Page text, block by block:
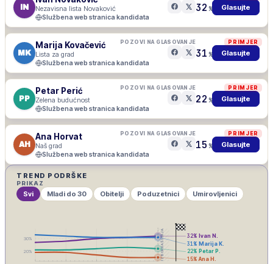
IN Nezavisna lista Novaković
Službena web stranica kandidata
32 % Glasujte
PRIMJER
MK
Marija Kovačević
Lista za grad
POZOVI NA GLASOVANJE
Službena web stranica kandidata
31 % Glasujte
PRIMJER
PP
Petar Perić
Zelena budućnost
POZOVI NA GLASOVANJE
Službena web stranica kandidata
22 % Glasujte
PRIMJER
AH
Ana Horvat
Naš grad
POZOVI NA GLASOVANJE
Službena web stranica kandidata
15 % Glasujte
TREND PODRŠKE
PRIKAZ
Svi Mladi do 30 Obitelji Poduzetnici Umirovljenici
IZBORNA ŠUTNJA
20%
30% 32% Ivan N.
31% Marija K.
22% Petar P.
15% Ana H.